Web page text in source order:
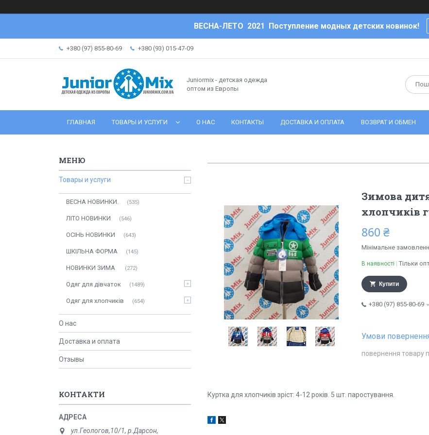
ВЕСНА-ЛЕТО 2021 Поступление модных детских новинок!
+380 (97) 855-80-69 +380 (93) 015-47-09
Juniormix - детская одежда
оптом из Европы
ГЛАВНАЯ ТОВАРЫ И УСЛУГИ О НАС КОНТАКТЫ ДОСТАВКА И ОПЛАТА ВОЗВРАТ И ОБМЕН
Зимова
хлопчиків
860 ₴
Мінімальне
В наявності Тільки
Купити
+380 (97) 855-80-69
повернення товару
Куртка для хлопчиків зріст: 4-12 років. 5 шт. паростування.
Товары и услуги
ВЕСНА НОВИНКИ. 535
ЛITO HOBИНКИ 546
ОСIНЬ НОВИНКИ 643
ШКІЛЬНА ФОРМА 145
НОВИНКИ ЗИМА 272
Одяг для дівчаток 1489
Одяг для хлопчиків 654
О нас
Доставка и оплата
Отзывы
КОНТАКТИ
ул.Геологов,10/1, р.Дарсон,